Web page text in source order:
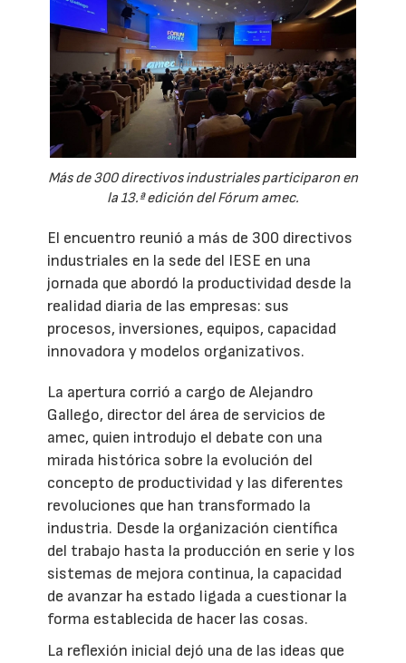
Más de 300 directivos industriales participaron en
la 13.ª edición del Fórum amec.
El encuentro reunió a más de 300 directivos
industriales en la sede del IESE en una
jornada que abordó la productividad desde la
realidad diaria de las empresas: sus
procesos, inversiones, equipos, capacidad
innovadora y modelos organizativos.
La apertura corrió a cargo de Alejandro
Gallego, director del área de servicios de
amec, quien introdujo el debate con una
mirada histórica sobre la evolución del
concepto de productividad y las diferentes
revoluciones que han transformado la
industria. Desde la organización científica
del trabajo hasta la producción en serie y los
sistemas de mejora continua, la capacidad
de avanzar ha estado ligada a cuestionar la
forma establecida de hacer las cosas.
La reflexión inicial dejó una de las ideas que